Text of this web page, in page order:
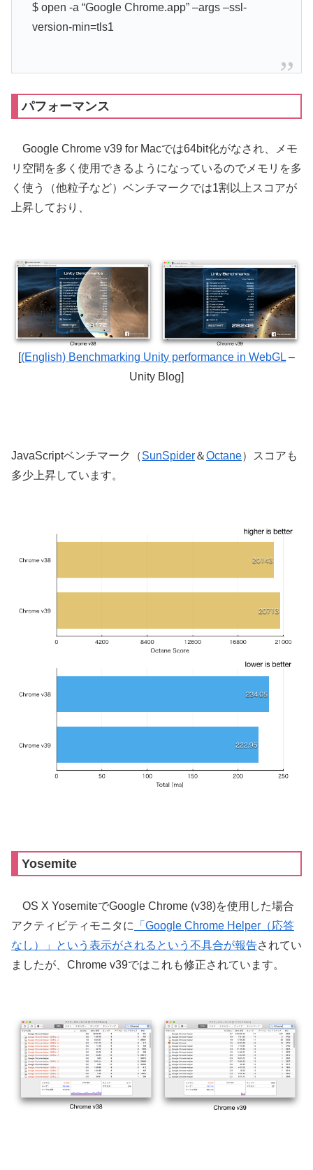
$ open -a “Google Chrome.app” –args –ssl-
version-min=tls1
パフォーマンス
Google Chrome v39 for Macでは64bit化がなされ、メモ
リ空間を多く使用できるようになっているのでメモリを多
く使う（他粒子など）ベンチマークでは1割以上スコアが
上昇しており、
[(English) Benchmarking Unity performance in WebGL –
Unity Blog]
JavaScriptベンチマーク（SunSpider＆Octane）スコアも
多少上昇しています。
Yosemite
OS X YosemiteでGoogle Chrome (v38)を使用した場合
アクティビティモニタに
「Google Chrome Helper（応答
なし）」という表示がされるという不具合が報告されてい
ましたが、Chrome v39ではこれも修正されています。